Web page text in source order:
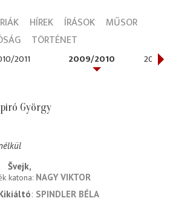
HÍREK ÍRÁSOK
MŰSOR
TÖRTÉNET
2011 2009/2010 2008/
György
Švejk
katona NAGY VIKTOR
SPINDLER BÉLA